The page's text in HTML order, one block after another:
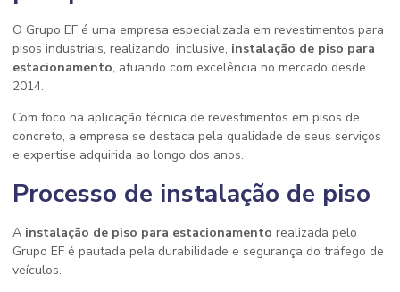
O Grupo EF é uma empresa especializada em revestimentos para
pisos industriais, realizando, inclusive, instalação de piso para
estacionamento, atuando com excelência no mercado desde
2014.
Com foco na aplicação técnica de revestimentos em pisos de
concreto, a empresa se destaca pela qualidade de seus serviços
e expertise adquirida ao longo dos anos.
Processo de instalação de piso
A instalação de piso para estacionamento realizada pelo
Grupo EF é pautada pela durabilidade e segurança do tráfego de
veículos.